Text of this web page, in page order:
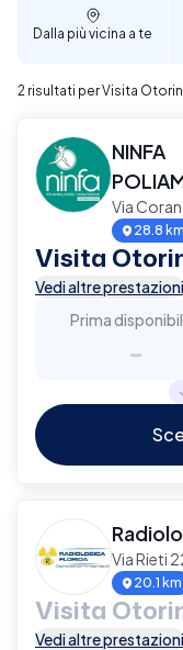
Dalla più vicina a te
2 risultati per Visita
NINFA
Via
28.8 km
Visita
Vedi altre prestazioni
Prima
-
Via Rieti
20.1 km
Visita
Vedi altre prestazioni